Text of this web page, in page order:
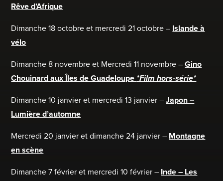
Rêve d’Afrique
Dimanche 18 octobre et mercredi 21 octobre – Islande à
vélo
Dimanche 8 novembre et Mercredi 11 novembre –Gino
Chouinard aux Îles de Guadeloupe *Film hors-série*
Dimanche 10 janvier et mercredi 13 janvier –Japon –
Lumière d’automne
Mercredi 20 janvier et dimanche 24 janvier – Montagne
en scène
Dimanche 7 février et mercredi 10 février – Inde – Les